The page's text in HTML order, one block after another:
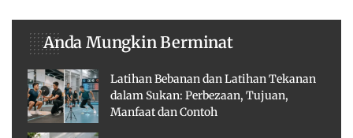
Anda Mungkin Berminat
Latihan Bebanan dan Latihan Tekanan
dalam Sukan: Perbezaan, Tujuan,
Manfaat dan Contoh